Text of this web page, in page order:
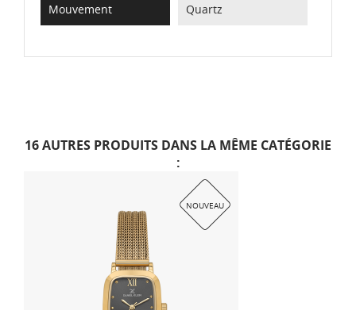
Mouvement Quartz
16 AUTRES PRODUITS DANS LA MÊME CATÉGORIE
:
NOUVEAU